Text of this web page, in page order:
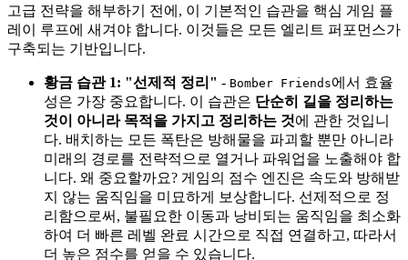
고급 전략을 해부하기 전에, 이 기본적인 습관을 핵심 게임 플
레이 루프에 새겨야 합니다. 이것들은 모든 엘리트 퍼포먼스가
구축되는 기반입니다.
황금 습관 1: "선제적 정리" - Bomber Friends에서 효율
성은 가장 중요합니다. 이 습관은 단순히 길을 정리하는
것이 아니라 목적을 가지고 정리하는 것에 관한 것입니
다. 배치하는 모든 폭탄은 방해물을 파괴할 뿐만 아니라
미래의 경로를 전략적으로 열거나 파워업을 노출해야 합
니다. 왜 중요할까요? 게임의 점수 엔진은 속도와 방해받
지 않는 움직임을 미묘하게 보상합니다. 선제적으로 정
리함으로써, 불필요한 이동과 낭비되는 움직임을 최소화
하여 더 빠른 레벨 완료 시간으로 직접 연결하고, 따라서
더 높은 점수를 얻을 수 있습니다.